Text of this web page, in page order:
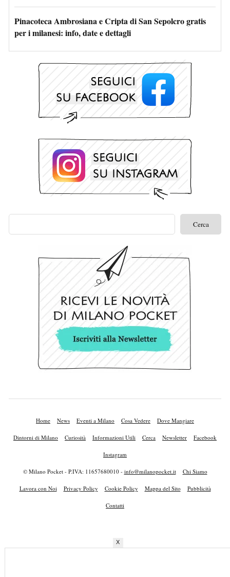
Pinacoteca Ambrosiana e Cripta di San Sepolcro gratis
per i milanesi: info, date e dettagli
Home News Eventi a Milano Cosa Vedere Dove Mangiare
Dintorni di Milano Curiosità Informazioni Utili Cerca Newsletter Facebook
Instagram
© Milano Pocket - P.IVA: 11657680010 - info@milanopocket.it Chi Siamo
Lavora con Noi Privacy Policy Cookie Policy Mappa del Sito Pubblicità
Contatti
X